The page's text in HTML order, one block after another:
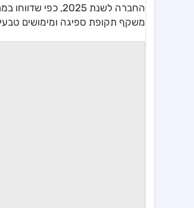
משקף תקופת ספיגה ומימושים